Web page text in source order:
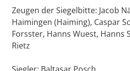
Zeugen der Siegelbitte: Jacob
Haimingen (Haiming), Caspar
Forsster, Hanns Wuest, Hanns
Rietz
Siegler: Baltasar Posch,